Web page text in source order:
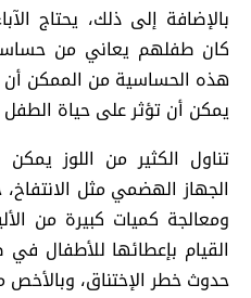
بالإضافة إلى ذلك، يحتاج
كان طفلهم يعاني من
هذه الحساسية من الممكن
يمكن أن تؤثر على حياة
تناول الكثير من اللوز
الجهاز الهضمي مثل
ومعالجة كميات كبيرة من
القيام بإعطائها للأطفال
حدوث خطر الإختناق، وبالأخص